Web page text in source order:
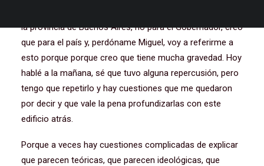
la provincia de Buenos Aires, no para el Gobernador, creo
que para el país y, perdóname Miguel, voy a referirme a
esto porque porque creo que tiene mucha gravedad. Hoy
hablé a la mañana, sé que tuvo alguna repercusión, pero
tengo que repetirlo y hay cuestiones que me quedaron
por decir y que vale la pena profundizarlas con este
edificio atrás.
Porque a veces hay cuestiones complicadas de explicar
que parecen teóricas, que parecen ideológicas, que